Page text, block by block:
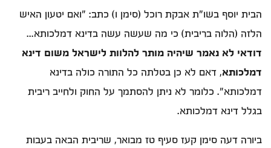
הבית יוסף בשו"ת אבקת רוכל (סימן ו) כתב: "ואם יטעון האיש
הלזה (הלוה בריבית) כי מה שעשה עשה בדינא דמלכותא...
דודאי לא נאמר שיהיה מותר להלוות לישראל משום דינא
דמלכותא, דאם לא כן בטלתה כל התורה כולה בדינא
דמלכותא". כלומר לא ניתן להסתמך על החוק ולחייב ריבית
בגלל דינא דמלכותא.
ביורה דעה סימן קעז סעיף טז מבואר, שריבית הבאה בעבות